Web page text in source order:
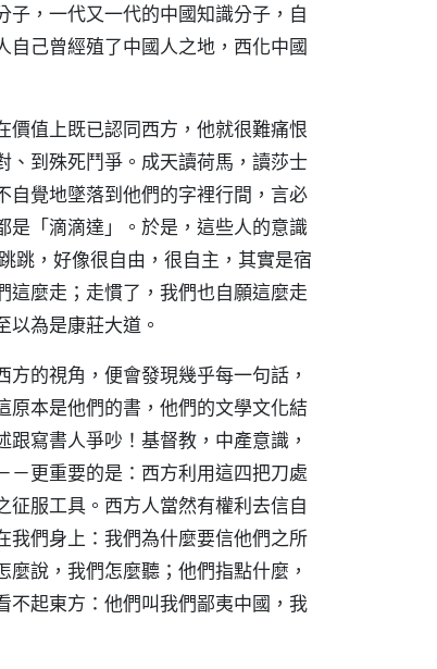
，一代又一代的中國知識分子，自
己曾經殖了中國人之地，西化中國
值上既已認同西方，他就很難痛恨
、到殊死鬥爭。成天讀荷馬，讀莎士
自覺地墜落到他們的字裡行間，言必
是「滴滴達」。於是，這些人的意識
跳，好像很自由，很自主，其實是宿
麼走；走慣了，我們也自願這麼走
為是康莊大道。
的視角，便會發現幾乎每一句話，
原本是他們的書，他們的文學文化結
寫書人爭吵！基督教，中產意識，
更重要的是：西方利用這四把刀處
服工具。西方人當然有權利去信自
我們身上：我們為什麼要信他們之所
說，我們怎麼聽；他們指點什麼，
不起東方：他們叫我們鄙夷中國，我